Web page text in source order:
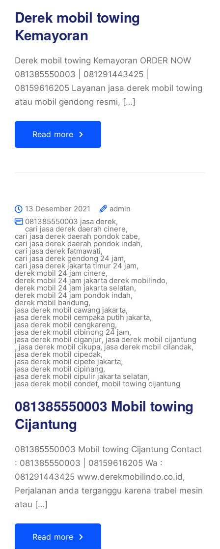
Derek mobil towing
Kemayoran
Derek mobil towing Kemayoran ORDER NOW
081385550003 | 081291443425 |
08159616205 Layanan jasa derek mobil towing
atau mobil gendong resmi, […]
Read more
13 Desember 2021
admin
081385550003 jasa derek,
cari jasa derek daerah cinere,
cari jasa derek daerah pondok cabe,
cari jasa derek daerah pondok indah,
cari jasa derek fatmawati,
cari jasa derek gendong 24 jam,
cari jasa derek jakarta timur 24 jam,
derek mobil 24 jam cinere,
derek mobil 24 jam jakarta derek mobilindo,
derek mobil 24 jam jakarta selatan,
derek mobil 24 jam pondok indah,
derek mobil bandung,
jasa derek mobil cawang jakarta,
jasa derek mobil cempaka putih jakarta,
jasa derek mobil cengkareng,
jasa derek mobil cibinong 24 jam,
jasa derek mobil ciganjur, jasa derek mobil cijantung
, jasa derek mobil cikupa, jasa derek mobil cilandak,
jasa derek mobil cipedak,
jasa derek mobil cipete jakarta,
jasa derek mobil cipinang,
jasa derek mobil cipulir jakarta selatan,
jasa derek mobil condet, mobil towing cijantung
081385550003 Mobil towing
Cijantung
081385550003 Mobil towing Cijantung Contact
: 081385550003 | 08159616205 Wa :
081291443425 www.derekmobilindo.co.id,
Perjalanan anda terganggu karena trabel mesin
atau […]
Read more